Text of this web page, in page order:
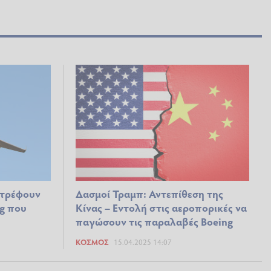
που
Δασμοί Τραμπ: Αντεπίθεση της
Κίνας – Εντολή στις αεροπορικές να
παγώσουν τις παραλαβές Boeing
ΚΌΣΜΟΣ 15.04.2025 14:07